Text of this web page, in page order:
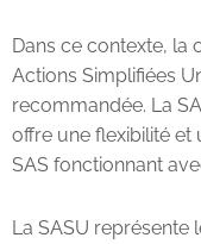
Dans ce contexte, la
Actions Simplifiées
recommandée. La
offre une flexibilité et
SAS fonctionnant
La SASU